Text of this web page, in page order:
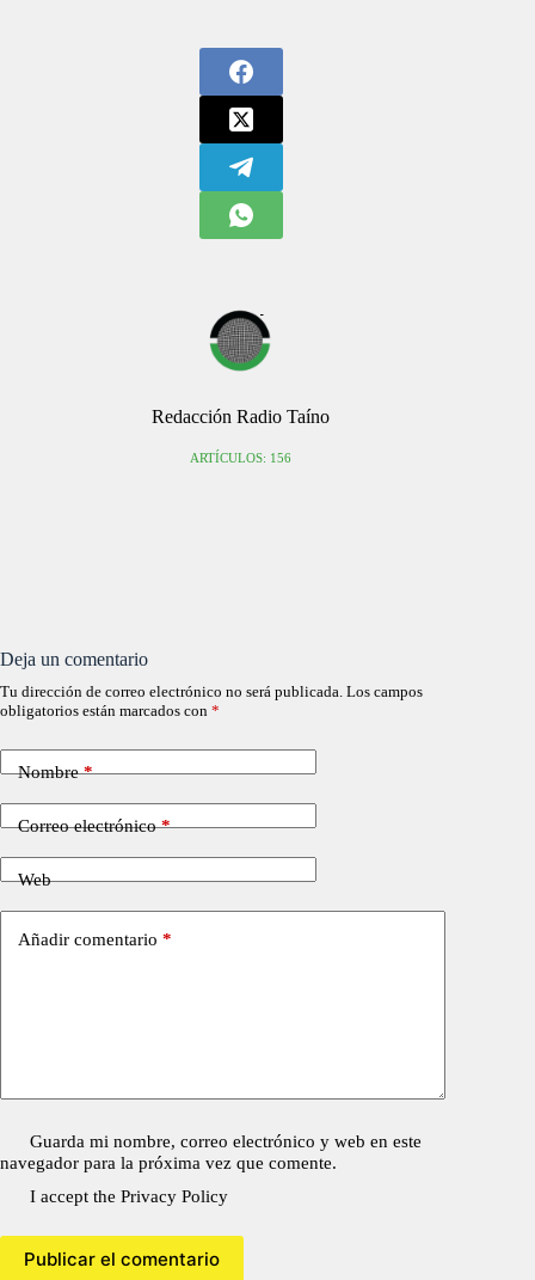
Redacción Radio Taíno
ARTÍCULOS: 156
Deja un comentario
Tu dirección de correo electrónico no será publicada. Los campos
obligatorios están marcados con *
Nombre*
Correo electrónico*
Web
Añadir comentario *
Guarda mi nombre, correo electrónico y web en este
navegador para la próxima vez que comente.
I accept thePrivacy Policy
Publicar el comentario